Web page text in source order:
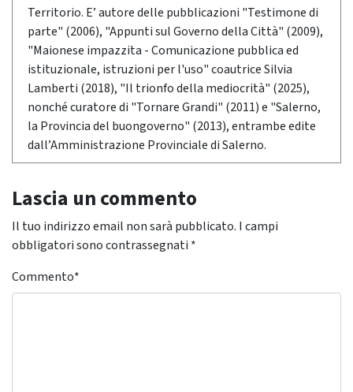
Territorio. E’ autore delle pubblicazioni "Testimone di
parte" (2006), "Appunti sul Governo della Città" (2009),
"Maionese impazzita - Comunicazione pubblica ed
istituzionale, istruzioni per l'uso" coautrice Silvia
Lamberti (2018), "Il trionfo della mediocrità" (2025),
nonché curatore di "Tornare Grandi" (2011) e "Salerno,
la Provincia del buongoverno" (2013), entrambe edite
dall’Amministrazione Provinciale di Salerno.
Lascia un commento
Il tuo indirizzo email non sarà pubblicato. I campi
obbligatori sono contrassegnati *
Commento*